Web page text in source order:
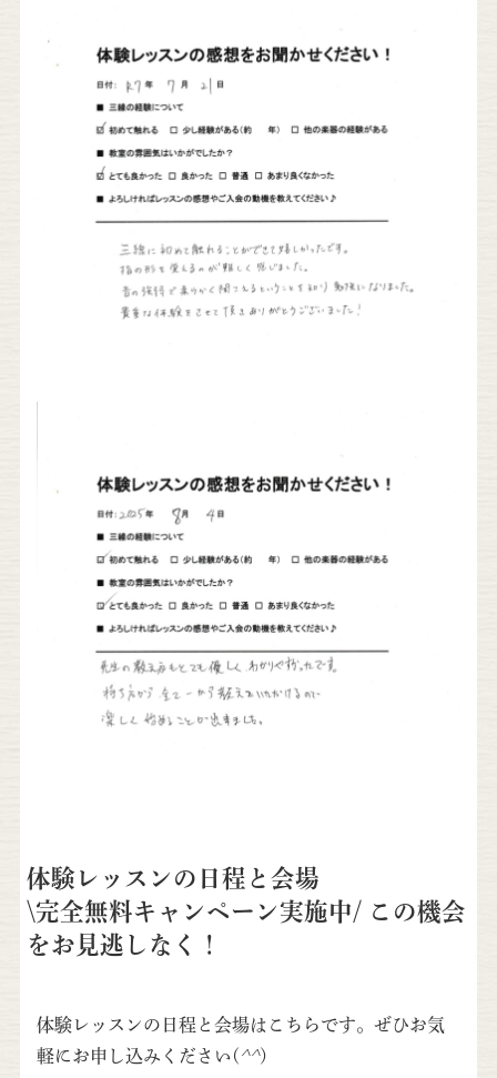
体験レッスンの日程と会場
\完全無料キャンペーン実施中/ この機会
をお見逃しなく！
体験レッスンの日程と会場はこちらです。ぜひお気
軽にお申し込みください( ^^)